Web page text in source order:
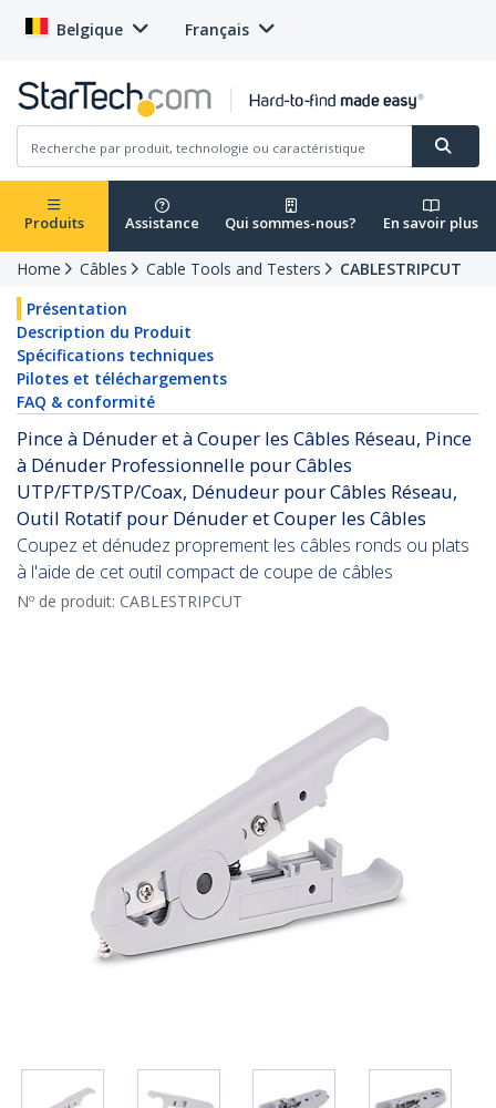
Belgique Français
Produits Assistance Qui sommes-nous? En savoir plus
Home Câbles Cable Tools and Testers
CABLESTRIPCUT
Présentation
Description du Produit
Spécifications techniques
Pilotes et téléchargements
FAQ & conformité
Pince à Dénuder et à Couper les Câbles Réseau, Pince
à Dénuder Professionnelle pour Câbles
UTP/FTP/STP/Coax, Dénudeur pour Câbles Réseau,
Outil Rotatif pour Dénuder et Couper les Câbles
Coupez et dénudez proprement les câbles ronds ou plats
à l'aide de cet outil compact de coupe de câbles
Nº de produit: CABLESTRIPCUT